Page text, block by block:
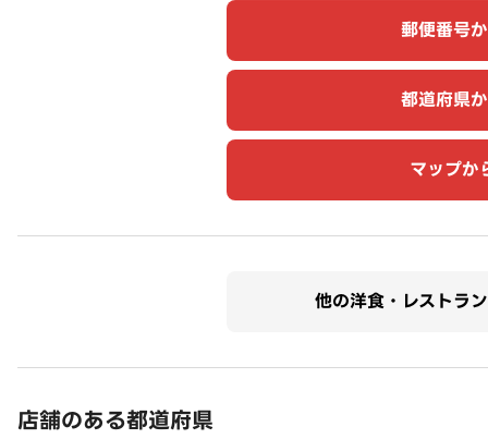
郵便番号
都道府県
マップか
他の洋食・レストラ
店舗のある都道府県